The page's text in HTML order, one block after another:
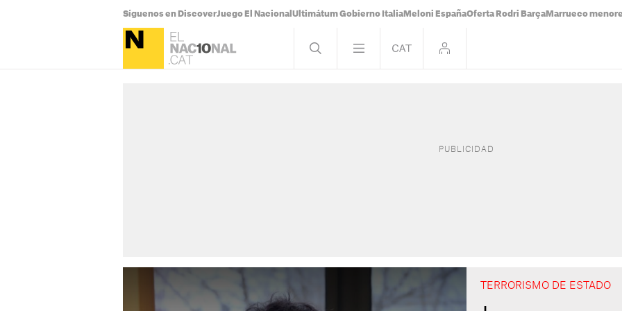
Síguenos en DiscoverJuego El Nacional Ultimátum Gobierno Italia Meloni EspañaOferta Rodri Barça Marrueco
TERRORISMO DE ESTADO